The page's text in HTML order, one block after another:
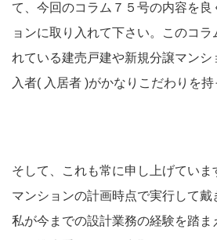
て、今回のコラム７５号の内容を
ョンに取り入れて下さい。このコ
れている建売戸建や新規分譲マン
入者( 入居者 )がかなりこだわりを持
そして、これも常に申し上げてい
マンションの計画時点で実行して戴
私が今までの設計業務の経験を踏ま